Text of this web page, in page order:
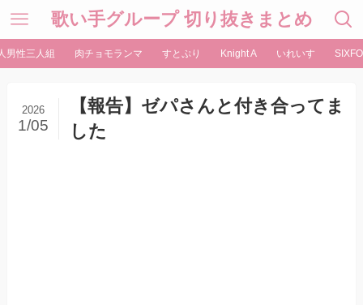
歌い手グループ 切り抜きまとめ
男性三人組 肉チョモランマ すとぷり Knight A いれいす
【報告】ゼパさんと付き合ってま
した
2026
1/05